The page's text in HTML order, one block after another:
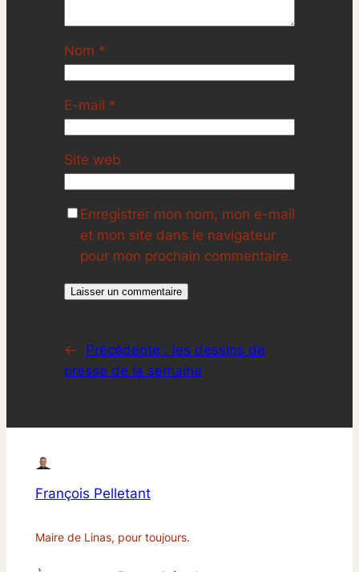
Nom *
E-mail *
Site web
Enregistrer mon nom, mon e-mail
et mon site dans le navigateur
pour mon prochain commentaire.
← Précédente : les dessins de
presse de la semaine
François Pelletant
Maire de Linas, pour toujours.